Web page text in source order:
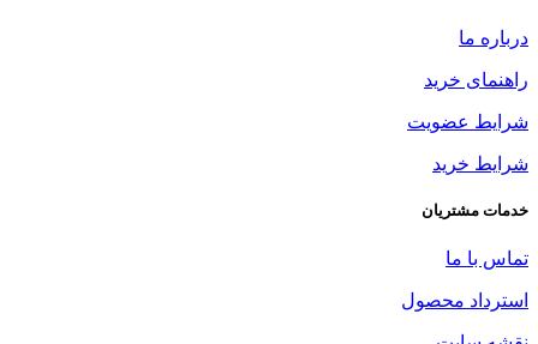
درباره ما
راهنمای خرید
شرایط عضویت
شرایط خرید
خدمات مشتریان
تماس با ما
استرداد محصول